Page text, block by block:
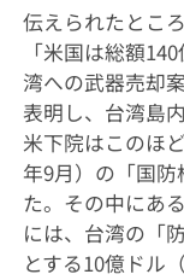
伝えられたとこ
「米国は総額
湾への武器売却
表明し、台湾島
米下院はこのほ
年9月）の「国
た。その中にあ
には、台湾の「
とする10億ドル